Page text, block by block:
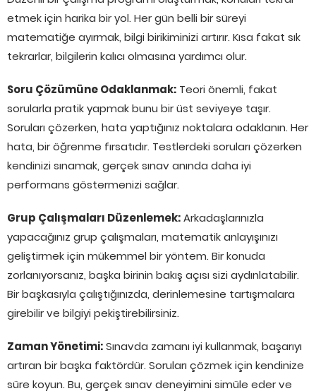
etmek için harika bir yol. Her gün belli bir süreyi
matematiğe ayırmak, bilgi birikiminizi artırır. Kısa fakat sık
tekrarlar, bilgilerin kalıcı olmasına yardımcı olur.
Soru Çözümüne Odaklanmak: Teori önemli, fakat
sorularla pratik yapmak bunu bir üst seviyeye taşır.
Soruları çözerken, hata yaptığınız noktalara odaklanın. Her
hata, bir öğrenme fırsatıdır. Testlerdeki soruları çözerken
kendinizi sınamak, gerçek sınav anında daha iyi
performans göstermenizi sağlar.
Grup Çalışmaları Düzenlemek:Arkadaşlarınızla
yapacağınız grup çalışmaları, matematik anlayışınızı
geliştirmek için mükemmel bir yöntem. Bir konuda
zorlanıyorsanız, başka birinin bakış açısı sizi aydınlatabilir.
Bir başkasıyla çalıştığınızda, derinlemesine tartışmalara
girebilir ve bilgiyi pekiştirebilirsiniz.
Zaman Yönetimi:Sınavda zamanı iyi kullanmak, başarıyı
artıran bir başka faktördür. Soruları çözmek için kendinize
süre koyun. Bu, gerçek sınav deneyimini simüle eder ve